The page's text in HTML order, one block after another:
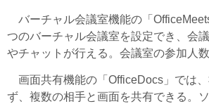
バーチャル会議室機能の「
つのバーチャル会議室を設定でき、会
やチャットが行える。会議室の参加人
画面共有機能の「OfficeDocs」では
ず、複数の相手と画面を共有できる。